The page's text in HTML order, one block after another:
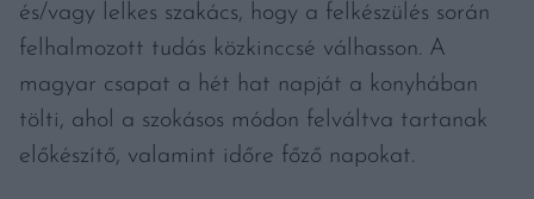
és/vagy lelkes szakács, hogy a felkészülés során
felhalmozott tudás közkinccsé válhasson. A
magyar csapat a hét hat napját a konyhában
tölti, ahol a szokásos módon felváltva tartanak
előkészítő, valamint időre főző napokat.